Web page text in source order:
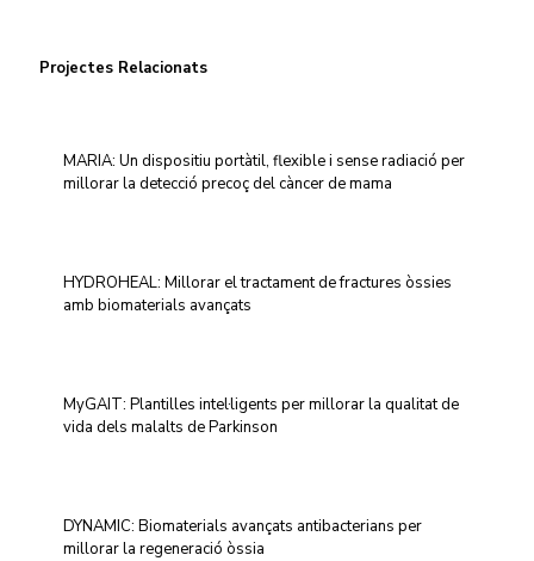
Projectes Relacionats
MARIA: Un dispositiu portàtil, flexible i sense radiació per
millorar la detecció precoç del càncer de mama
HYDROHEAL: Millorar el tractament de fractures òssies
amb biomaterials avançats
MyGAIT: Plantilles intel·ligents per millorar la qualitat de
vida dels malalts de Parkinson
DYNAMIC: Biomaterials avançats antibacterians per
millorar la regeneració òssia